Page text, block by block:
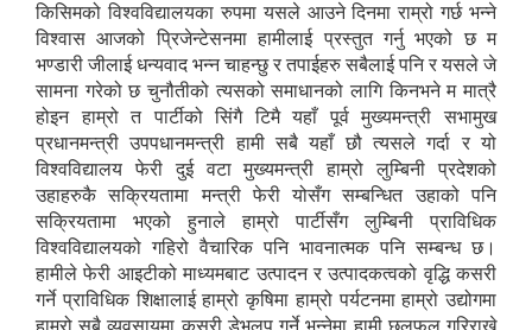
किसिमको विश्वविद्यालयका रुपमा यसले आउने दिनमा राम्रो गर्छ भन्ने
विश्वास आजको प्रिजेन्टेसनमा हामीलाई प्रस्तुत गर्नु भएको छ म
भण्डारी जीलाई धन्यवाद भन्न चाहन्छु र तपाईहरु सबैलाई पनि र यसले जे
सामना गरेको छ चुनौतीको त्यसको समाधानको लागि किनभने म मात्रै
होइन हाम्रो त पार्टीको सिंगै टिमै यहाँ पूर्व मुख्यमन्त्री सभामुख
प्रधानमन्त्री उपपधानमन्त्री हामी सबै यहाँ छौ त्यसले गर्दा र यो
विश्वविद्यालय फेरी दुई वटा मुख्यमन्त्री हाम्रो लुम्बिनी प्रदेशको
उहाहरुकै सक्रियतामा मन्त्री फेरी योसँग सम्बन्धित उहाको पनि
सक्रियतामा भएको हुनाले हाम्रो पार्टीसँग लुम्बिनी प्राविधिक
विश्वविद्यालयको गहिरो वैचारिक पनि भावनात्मक पनि सम्बन्ध छ।
हामीले फेरी आइटीको माध्यमबाट उत्पादन र उत्पादकत्वको वृद्धि कसरी
गर्ने प्राविधिक शिक्षालाई हाम्रो कृषिमा हाम्रो पर्यटनमा हाम्रो उद्योगमा